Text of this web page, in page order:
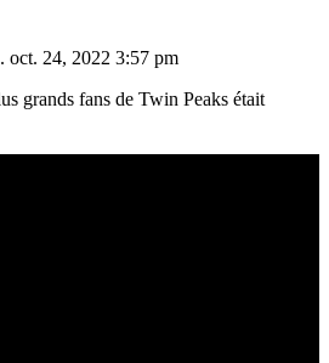
oct. 24, 2022 3:57 pm
grands fans de Twin Peaks était